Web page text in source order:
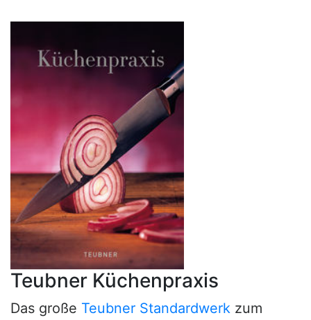
Teubner Küchenpraxis
Das große Teubner Standardwerk zum